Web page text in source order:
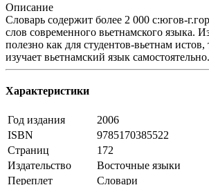
Описание
Словарь содержит более 2 000 с:югов-
слов современного вьетнамского языка.
полезно как для студентов-вьетнам истов,
изучает вьетнамский язык самостоятельно.
Характеристики
Год издания
2006
ISBN
9785170385522
Страниц
172
Издательство
Восточные языки
Переплет
Словари